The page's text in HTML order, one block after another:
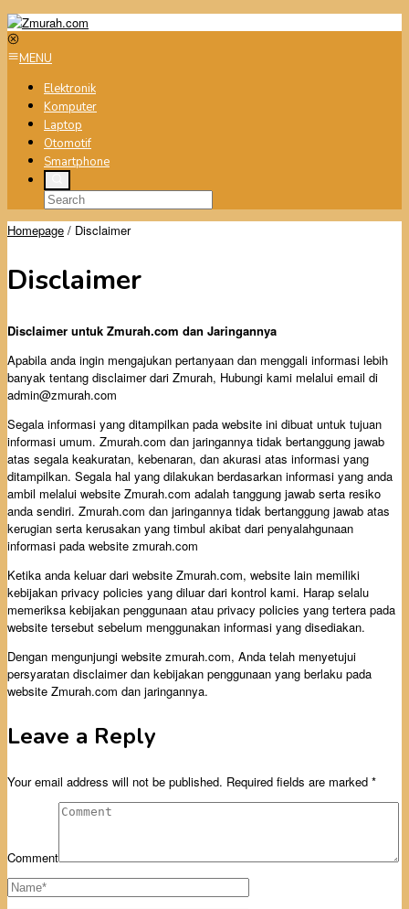
Skip
to
content
MENU
Elektronik
Komputer
Laptop
Otomotif
Smartphone
Homepage / Disclaimer
Disclaimer
By
on
May
20,
2014
August
17,
2014
Disclaimer untuk Zmurah.com dan Jaringannya
Apabila anda ingin mengajukan pertanyaan dan menggali informasi lebih
banyak tentang disclaimer dari Zmurah, Hubungi kami melalui email di
admin@zmurah.com
Segala informasi yang ditampilkan pada website ini dibuat untuk tujuan
informasi umum. Zmurah.com dan jaringannya tidak bertanggung jawab
atas segala keakuratan, kebenaran, dan akurasi atas informasi yang
ditampilkan. Segala hal yang dilakukan berdasarkan informasi yang anda
ambil melalui website Zmurah.com adalah tanggung jawab serta resiko
anda sendiri. Zmurah.com dan jaringannya tidak bertanggung jawab atas
kerugian serta kerusakan yang timbul akibat dari penyalahgunaan
informasi pada website zmurah.com
Ketika anda keluar dari website Zmurah.com, website lain memiliki
kebijakan privacy policies yang diluar dari kontrol kami. Harap selalu
memeriksa kebijakan penggunaan atau privacy policies yang tertera pada
website tersebut sebelum menggunakan informasi yang disediakan.
Dengan mengunjungi website zmurah.com, Anda telah menyetujui
persyaratan disclaimer dan kebijakan penggunaan yang berlaku pada
website Zmurah.com dan jaringannya.
Leave a Reply
Your email address will not be published. Required fields are marked *
Comment